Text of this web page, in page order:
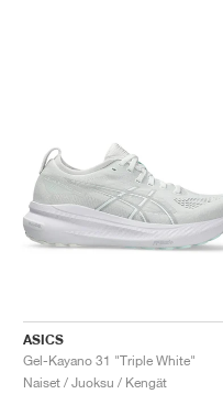
ASICS
Gel-Kayano 31 "Triple White"
Naiset / Juoksu / Kengät